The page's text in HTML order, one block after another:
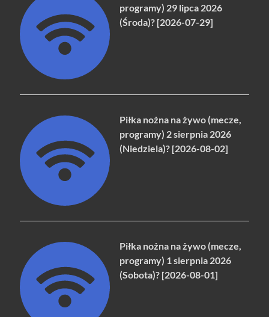
programy) 29 lipca 2026
(Środa)? [2026-07-29]
Piłka nożna na żywo (mecze,
programy) 2 sierpnia 2026
(Niedziela)? [2026-08-02]
Piłka nożna na żywo (mecze,
programy) 1 sierpnia 2026
(Sobota)? [2026-08-01]